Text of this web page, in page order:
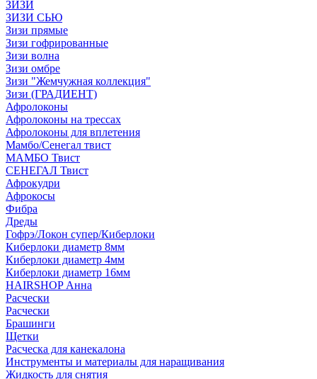
ЗИЗИ
ЗИЗИ СЬЮ
Зизи прямые
Зизи гофрированные
Зизи волна
Зизи омбре
Зизи "Жемчужная коллекция"
Зизи (ГРАДИЕНТ)
Афролоконы
Афролоконы на трессах
Афролоконы для вплетения
Мамбо/Сенегал твист
МАМБО Твист
СЕНЕГАЛ Твист
Афрокудри
Афрокосы
Фибра
Дреды
Гофрэ/Локон супер/Киберлоки
Киберлоки диаметр 8мм
Киберлоки диаметр 4мм
Киберлоки диаметр 16мм
HAIRSHOP Анна
Расчески
Расчески
Брашинги
Щетки
Расческа для канекалона
Инструменты и материалы для наращивания
Жидкость для снятия